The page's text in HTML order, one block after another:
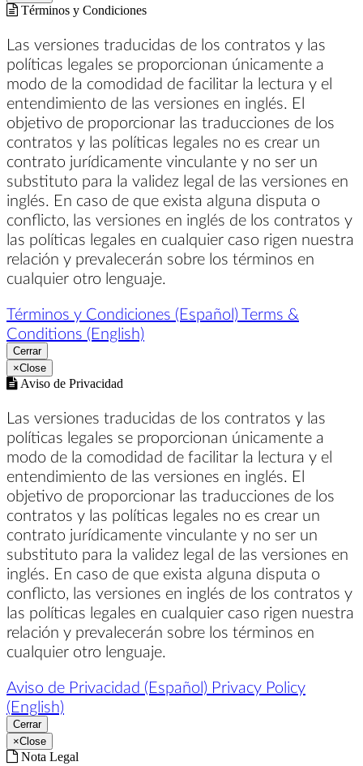
Términos y Condiciones
Las versiones traducidas de los contratos y las
políticas legales se proporcionan únicamente a
modo de la comodidad de facilitar la lectura y el
entendimiento de las versiones en inglés. El
objetivo de proporcionar las traducciones de los
contratos y las políticas legales no es crear un
contrato jurídicamente vinculante y no ser un
substituto para la validez legal de las versiones en
inglés. En caso de que exista alguna disputa o
conflicto, las versiones en inglés de los contratos y
las políticas legales en cualquier caso rigen nuestra
relación y prevalecerán sobre los términos en
cualquier otro lenguaje.
Términos y Condiciones (Español) Terms &
Conditions (English)
Cerrar
×Close
Aviso de Privacidad
Las versiones traducidas de los contratos y las
políticas legales se proporcionan únicamente a
modo de la comodidad de facilitar la lectura y el
entendimiento de las versiones en inglés. El
objetivo de proporcionar las traducciones de los
contratos y las políticas legales no es crear un
contrato jurídicamente vinculante y no ser un
substituto para la validez legal de las versiones en
inglés. En caso de que exista alguna disputa o
conflicto, las versiones en inglés de los contratos y
las políticas legales en cualquier caso rigen nuestra
relación y prevalecerán sobre los términos en
cualquier otro lenguaje.
Aviso de Privacidad (Español) Privacy Policy
(English)
Cerrar
×Close
Nota Legal